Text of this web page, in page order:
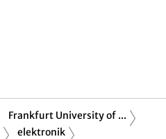
Frankfurt University of ...
elektronik